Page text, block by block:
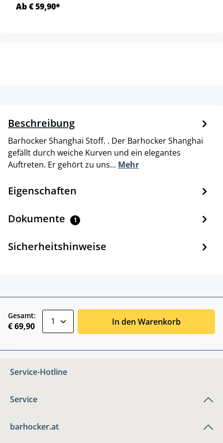
Ab € 59,90*
Beschreibung
Barhocker Shanghai Stoff. . Der Barhocker Shanghai
gefällt durch weiche Kurven und ein elegantes
Auftreten. Er gehört zu uns… Mehr
Eigenschaften
Dokumente 1
Sicherheitshinweise
Gesamt:
€ 69,90 In den Warenkorb
Service-Hotline
Service
barhocker.at